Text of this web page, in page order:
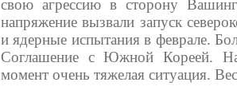
свою агрессию в сторону
напряжение вызвали запуск
и ядерные испытания в феврале.
Соглашение с Южной Кореей.
момент очень тяжелая ситуация.